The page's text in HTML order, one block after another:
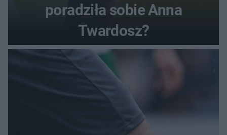
poradziła sobie Anna
Twardosz?